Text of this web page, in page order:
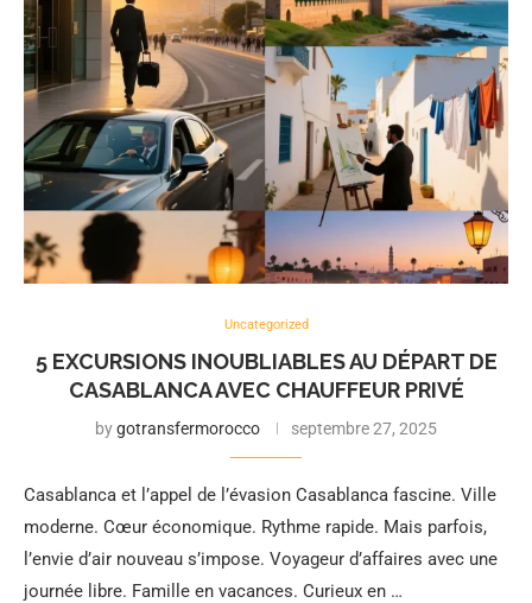
Uncategorized
5 EXCURSIONS INOUBLIABLES AU DÉPART DE
CASABLANCA AVEC CHAUFFEUR PRIVÉ
bygotransfermorocco septembre 27, 2025
Casablanca et l’appel de l’évasion Casablanca fascine. Ville
moderne. Cœur économique. Rythme rapide. Mais parfois,
l’envie d’air nouveau s’impose. Voyageur d’affaires avec une
journée libre. Famille en vacances. Curieux en …